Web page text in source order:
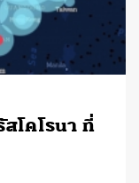
โคโรนา ที่